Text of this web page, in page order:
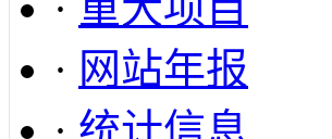
· 网站年报